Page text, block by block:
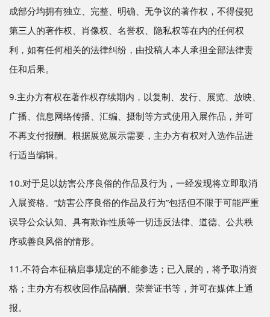
成部分均拥有独立、完整、明确、无争议的著作权，不得侵犯
第三人的著作权、肖像权、名誉权、隐私权等在内的任何权
利，如有任何相关的法律纠纷，由投稿人本人承担全部法律责
任和后果。
9.主办方有权在著作权存续期内，以复制、发行、展览、放映、
广播、信息网络传播、汇编、摄制等方式使用入展作品，并可
不再支付报酬。根据展览展示需要，主办方有权对入选作品进
行适当编辑。
10.对于足以妨害公序良俗的作品及行为，一经发现将立即取消
入展资格。“妨害公序良俗的作品及行为”包括但不限于可能严重
误导公众认知、具有欺诈性质等一切违反法律、道德、公共秩
序或善良风俗的情形。
11.不符合本征稿启事规定的不能参选；已入展的，将予取消资
格；主办方有权收回作品稿酬、荣誉证书等，并可在媒体上通
报。